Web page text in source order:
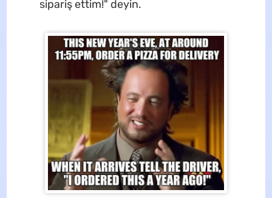
sipariş ettim!" deyin.